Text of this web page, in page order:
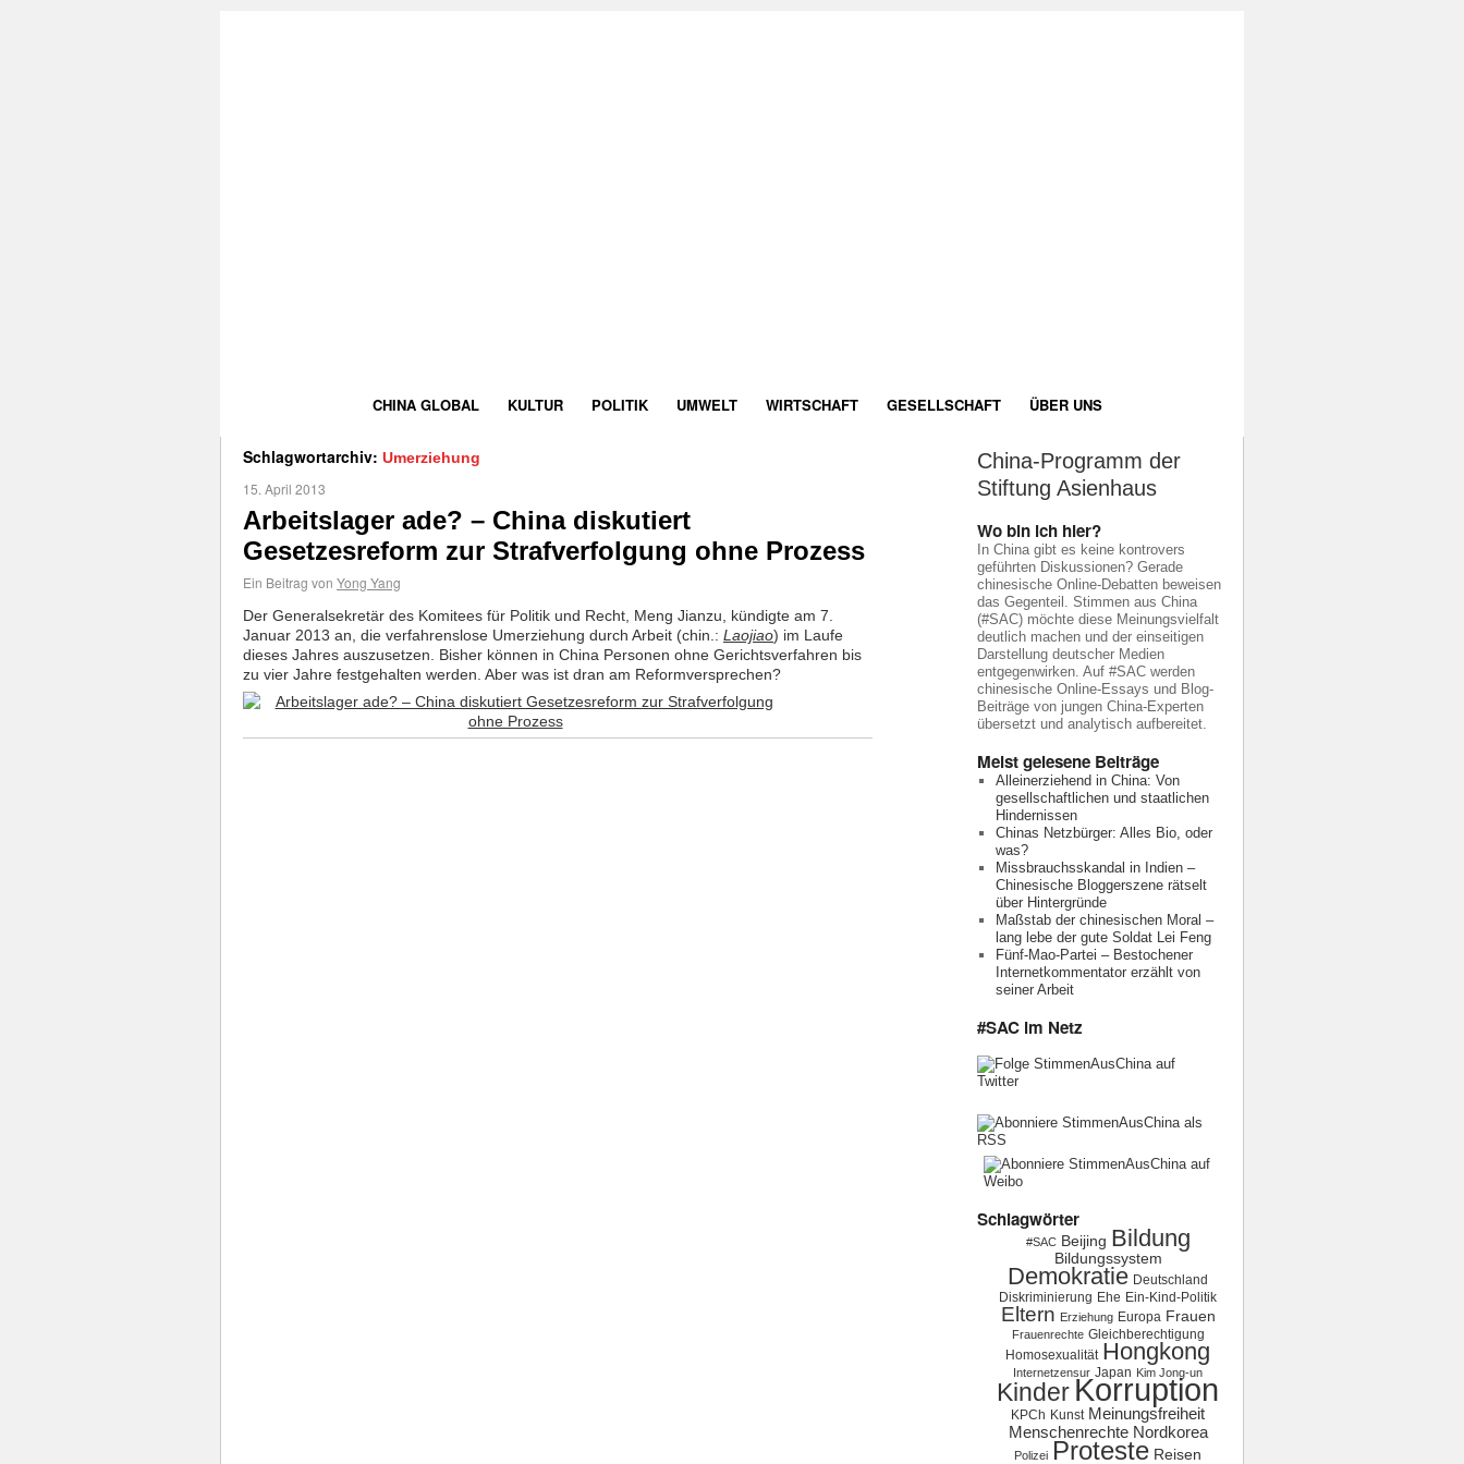
CHINA GLOBAL KULTUR POLITIK UMWELT WIRTSCHAFT GESELLSCHAFT ÜBER UNS
Schlagwortarchiv: Umerziehung
15. April 2013
Arbeitslager ade? – China diskutiert
Gesetzesreform zur Strafverfolgung ohne Prozess
Ein Beitrag von Yong Yang
Der Generalsekretär des Komitees für Politik und Recht, Meng Jianzu, kündigte am 7.
Januar 2013 an, die verfahrenslose Umerziehung durch Arbeit (chin.: Laojiao) im Laufe
dieses Jahres auszusetzen. Bisher können in China Personen ohne Gerichtsverfahren bis
zu vier Jahre festgehalten werden. Aber was ist dran am Reformversprechen?
China-Programm der
Stiftung Asienhaus
Wo bin ich hier?
In China gibt es keine kontrovers
geführten Diskussionen? Gerade
chinesische Online-Debatten beweisen
das Gegenteil. Stimmen aus China
(#SAC) möchte diese Meinungsvielfalt
deutlich machen und der einseitigen
Darstellung deutscher Medien
entgegenwirken. Auf #SAC werden
chinesische Online-Essays und Blog-
Beiträge von jungen China-Experten
übersetzt und analytisch aufbereitet.
Meist gelesene Beiträge
Alleinerziehend in China: Von
gesellschaftlichen und staatlichen
Hindernissen
Chinas Netzbürger: Alles Bio, oder
was?
Missbrauchsskandal in Indien –
Chinesische Bloggerszene rätselt
über Hintergründe
Maßstab der chinesischen Moral –
lang lebe der gute Soldat Lei Feng
Fünf-Mao-Partei – Bestochener
Internetkommentator erzählt von
seiner Arbeit
#SAC im Netz
Schlagwörter
#SAC Beijing Bildung
Bildungssystem
Demokratie Deutschland
Diskriminierung Ehe Ein-Kind-Politik
Eltern Erziehung Europa Frauen
Frauenrechte Gleichberechtigung
Homosexualität Hongkong
Internetzensur Japan Kim Jong-un
KinderKorruption
KPCh Kunst Meinungsfreiheit
Menschenrechte Nordkorea
Polizei Proteste Reisen